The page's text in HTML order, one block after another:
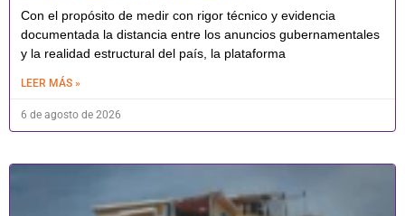
Con el propósito de medir con rigor técnico y evidencia
documentada la distancia entre los anuncios gubernamentales
y la realidad estructural del país, la plataforma
LEER MÁS »
6 de agosto de 2026